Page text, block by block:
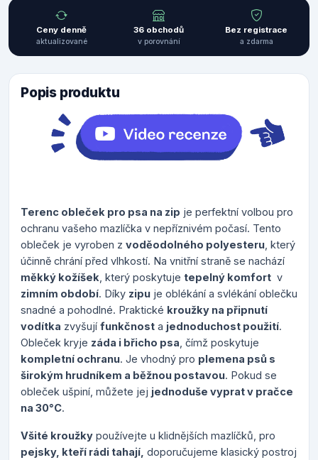
Ceny denně
aktualizované
36 obchodů
v porovnání
Bez registrace
a zdarma
Popis produktu
Terenc obleček pro psa na zip je perfektní volbou pro
ochranu vašeho mazlíčka v nepříznivém počasí. Tento
obleček je vyroben z voděodolného polyesteru , který
účinně chrání před vlhkostí. Na vnitřní straně se nachází
měkký kožíšek , který poskytuje tepelný komfort v
zimním období. Díky zipu je oblékání a svlékání oblečku
snadné a pohodlné. Praktické kroužky na připnutí
vodítka zvyšují funkčnost a jednoduchost použití.
Obleček kryje záda i břicho psa , čímž poskytuje
kompletní ochranu. Je vhodný pro plemena psů s
širokým hrudníkem a běžnou postavou. Pokud se
obleček ušpiní, můžete jej jednoduše vyprat v pračce
na 30°C.
Všité kroužky používejte u klidnějších mazlíčků, pro
pejsky, kteří rádi tahají, doporučujeme klasický postroj